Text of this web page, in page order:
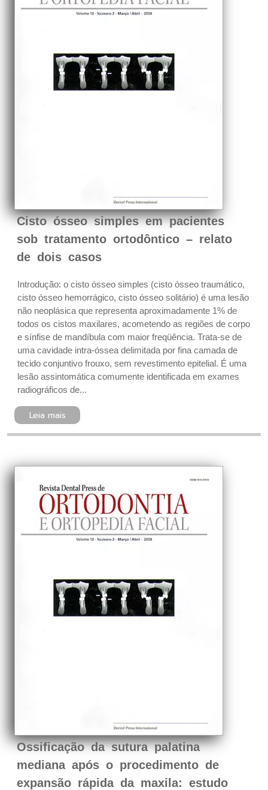
Cisto ósseo simples em pacientes
sob tratamento ortodôntico – relato
de dois casos
Introdução: o cisto ósseo simples (cisto ósseo traumático,
cisto ósseo hemorrágico, cisto ósseo solitário) é uma lesão
não neoplásica que representa aproximadamente 1% de
todos os cistos maxilares, acometendo as regiões de corpo
e sínfise de mandíbula com maior freqüência. Trata-se de
uma cavidade intra-óssea delimitada por fina camada de
tecido conjuntivo frouxo, sem revestimento epitelial. É uma
lesão assintomática comumente identificada em exames
radiográficos de...
Leia mais
Ossificação da sutura palatina
mediana após o procedimento de
expansão rápida da maxila: estudo